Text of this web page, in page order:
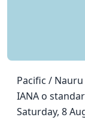
Pacific /
IANA o
Saturday, 8